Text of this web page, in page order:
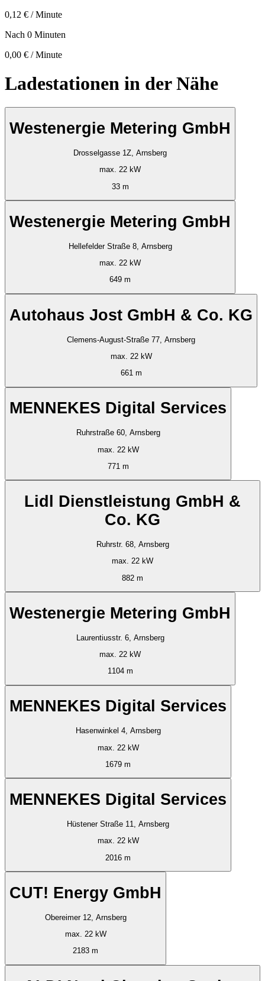
0,12 € / Minute
Nach 0 Minuten
0,00 € / Minute
Ladestationen in der Nähe
Westenergie Metering GmbH
Drosselgasse 1Z, Arnsberg
max. 22 kW
33 m
Westenergie Metering GmbH
Hellefelder Straße 8, Arnsberg
max. 22 kW
649 m
Autohaus Jost GmbH & Co. KG
Clemens-August-Straße 77, Arnsberg
max. 22 kW
661 m
MENNEKES Digital Services
Ruhrstraße 60, Arnsberg
max. 22 kW
771 m
Lidl Dienstleistung GmbH &
Co. KG
Ruhrstr. 68, Arnsberg
max. 22 kW
882 m
Westenergie Metering GmbH
Laurentiusstr. 6, Arnsberg
max. 22 kW
1104 m
MENNEKES Digital Services
Hasenwinkel 4, Arnsberg
max. 22 kW
1679 m
MENNEKES Digital Services
Hüstener Straße 11, Arnsberg
max. 22 kW
2016 m
CUT! Energy GmbH
Obereimer 12, Arnsberg
max. 22 kW
2183 m